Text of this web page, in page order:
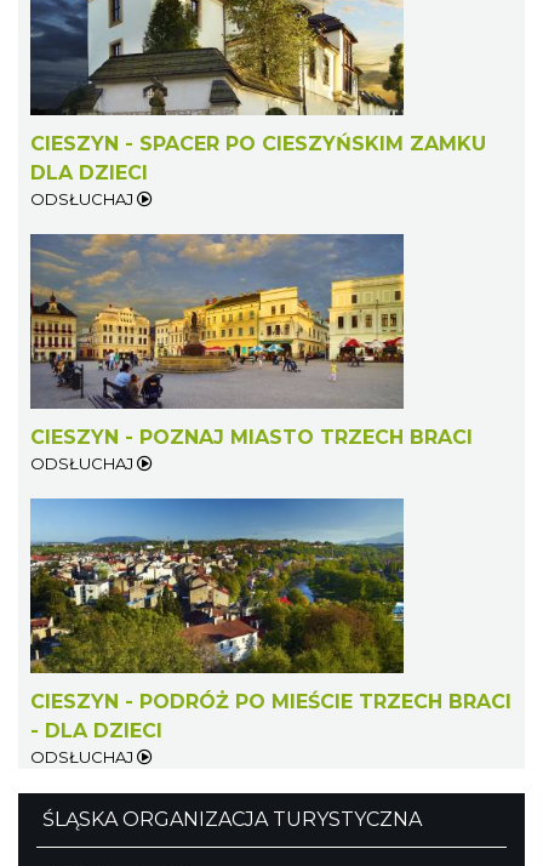
LOVE SONGS-historie miłosne zapisane w
muzyce
Cieszyn
Cieszyn
0.32 km
Patroni cieszyńskich ulic - wystawa
Cieszyn
2026-07-03
0.32 km
CIESZYN - SPACER PO CIESZYŃSKIM ZAMKU
DLA DZIECI
ODSŁUCHAJ
CIESZYN - POZNAJ MIASTO TRZECH BRACI
ODSŁUCHAJ
CIESZYN - PODRÓŻ PO MIEŚCIE TRZECH BRACI
- DLA DZIECI
ODSŁUCHAJ
ŚLĄSKA ORGANIZACJA TURYSTYCZNA